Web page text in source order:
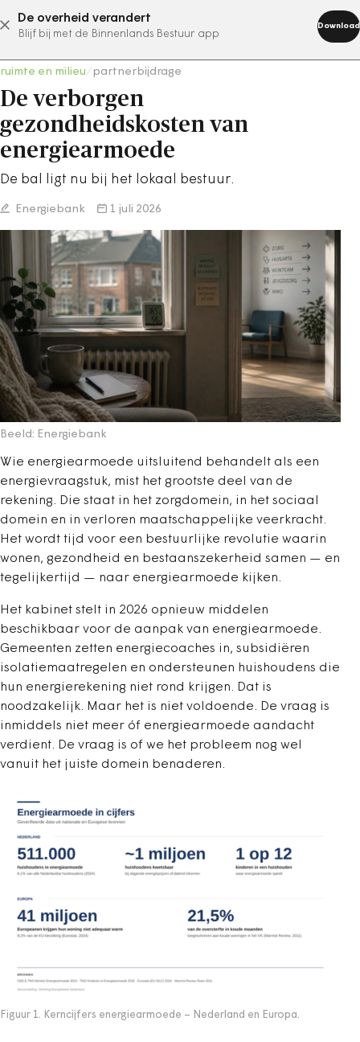
De overheid verandert
Blijf bij met de Binnenlands Bestuur app
Download
abonneer nu
ruimte en milieu partnerbijdrage
De verborgen
gezondheidskosten van
energiearmoede
De bal ligt nu bij het lokaal bestuur.
Energiebank 1 juli 2026
Beeld: Energiebank
Wie energiearmoede uitsluitend behandelt als een
energievraagstuk, mist het grootste deel van de
rekening. Die staat in het zorgdomein, in het sociaal
domein en in verloren maatschappelijke veerkracht.
Het wordt tijd voor een bestuurlijke revolutie waarin
wonen, gezondheid en bestaanszekerheid samen — en
tegelijkertijd — naar energiearmoede kijken.
Het kabinet stelt in 2026 opnieuw middelen
beschikbaar voor de aanpak van energiearmoede.
Gemeenten zetten energiecoaches in, subsidiëren
isolatiemaatregelen en ondersteunen huishoudens die
hun energierekening niet rond krijgen. Dat is
noodzakelijk. Maar het is niet voldoende. De vraag is
inmiddels niet meer óf energiearmoede aandacht
verdient. De vraag is of we het probleem nog wel
vanuit het juiste domein benaderen.
Figuur 1. Kerncijfers energiearmoede – Nederland en Europa.